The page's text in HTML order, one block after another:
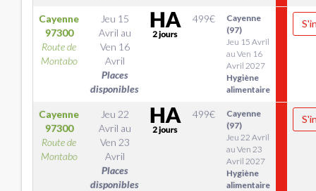
Cayenne
97300
Route de
Montabo
Jeu 15
Avril au
Ven 16
Avril
Places
disponibles
499€
Cayenne
(97)
Jeu 15 Avril
au Ven 16
Avril 2027
Hygiène
alimentaire
Cayenne
97300
Route de
Montabo
Jeu 22
Avril au
Ven 23
Avril
Places
disponibles
499€
Cayenne
(97)
Jeu 22 Avril
au Ven 23
Avril 2027
Hygiène
alimentaire